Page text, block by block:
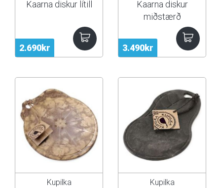
2.690kr
Kaarna diskur lítill
3.490kr
Kaarna diskur
miðstærð
Kupilka Kupilka